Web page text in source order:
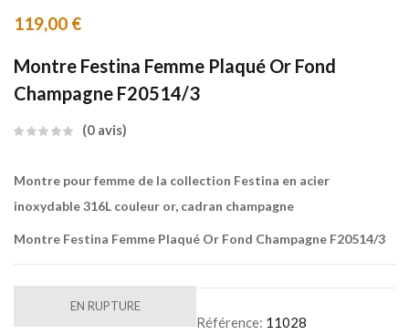
119,00 €
Montre Festina Femme Plaqué Or Fond
Champagne F20514/3
0 avis
Montre pour femme de la collection Festina en acier
inoxydable 316L couleur or, cadran champagne
Montre Festina Femme Plaqué Or Fond Champagne F20514/3
EN RUPTURE
Référence: 11028